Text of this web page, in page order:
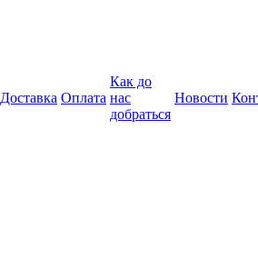
Доставка Оплата
Как до
нас
добраться
Новости